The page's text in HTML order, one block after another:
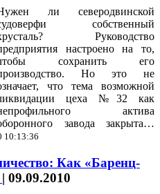
ли северодвинской
собственный
Руководство
настроено на то,
сохранить его
Но это не
что тема возможной
цеха №32 как
актива
завода закрыта…
10:13:36
Как «Баренц-
| 09.09.2010